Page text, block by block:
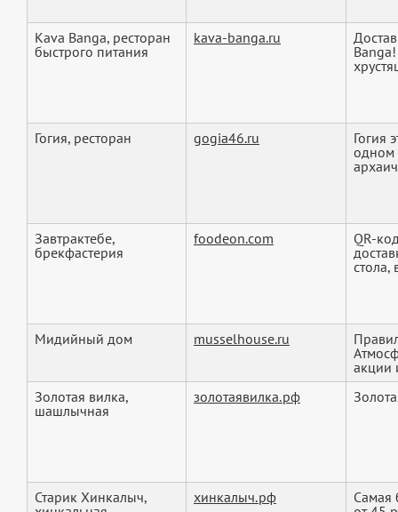
Kava Banga, ресторан
быстрого питания
kava-banga.ru
Гогия, ресторан gogia46.ru
Гогия
одном
Завтрактебе,
брекфастерия
foodeon.com
QR-
стола,
Мидийный дом musselhouse.ru
акции
Золотая вилка,
шашлычная
золотаявилка.рф
Старик Хинкалыч,
хинкалыч.рф
Самая